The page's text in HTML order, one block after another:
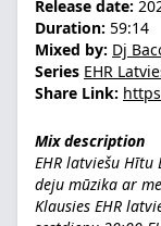
Release date:
Duration: 59:14
Mixed by: Dj
Series EHR
Share Link:
Mix description
EHR latviešu Hītu
deju mūzika ar
Klausies EHR